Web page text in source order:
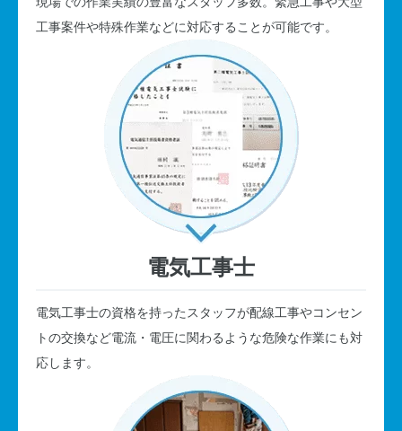
工事案件や特殊作業などに対応することが可能です。
電気工事士
電気工事士の資格を持ったスタッフが配線工事やコンセン
トの交換など電流・電圧に関わるような危険な作業にも対
応します。